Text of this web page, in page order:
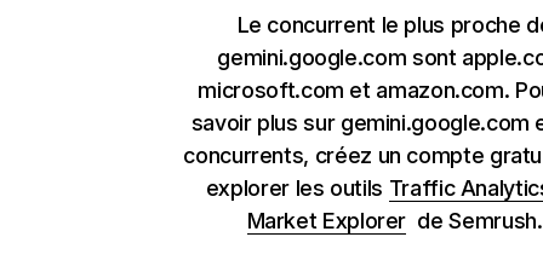
Le concurrent le plus proche
gemini.google.com sont
microsoft.com et amazon.com.
savoir plus sur gemini.google.com
concurrents, créez un compte
explorer les outils Traffic
Market Explorer de Semrush.